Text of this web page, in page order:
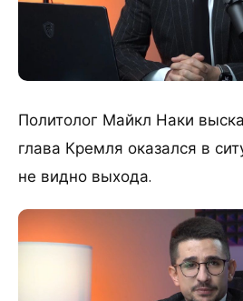
Политолог Майкл Наки
глава Кремля оказался в
не видно выхода.